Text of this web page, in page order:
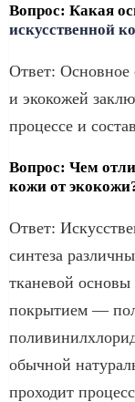
Вопрос: Какая
искусственной
Ответ: Основное
и экокожей
процессе и
Вопрос: Чем
кожи от
Ответ:
синтеза
тканевой
покрытием —
обычной
проходит